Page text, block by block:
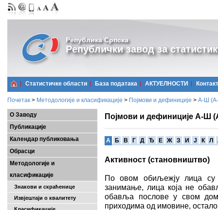
Република Српска
Републички завод за
Статистичке области Базa података АКТУЕЛНОСТИ Контакт
Почетак > Методологије и класификације > Појмови и дефиниције > А-Ш
О Заводу
Публикације
Календар публиковања
Обрасци
Методологије и
класификације
Знакови и скраћенице
Извјештаји о квалитету
Појмови и дефиниције А-Ш
A Б В Г Д Ђ Е Ж З И Ј К Л
Активност (становништво)
По овом обиљежју лица
занимање, лица која не
обавља послове у свом
приходима од имовине,